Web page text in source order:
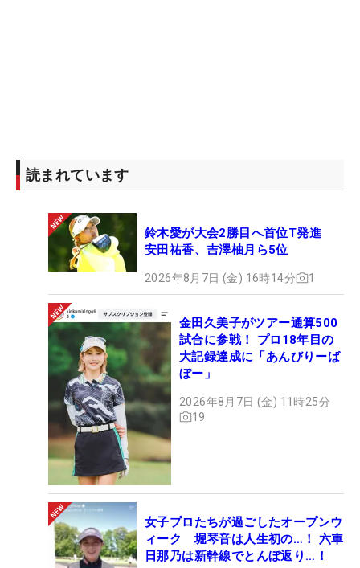
読まれています
鈴木愛が大会2勝目へ首位T発進
安田祐香、吉澤柚月ら5位
2026年8月7日 (金) 16時14分 1
金田久美子がツアー通算500
試合に参戦！ プロ18年目の
大記録達成に「あんびりーば
ぼー」
2026年8月7日 (金) 11時25分
19
女子プロたちが過ごしたオープンウ
ィーク 堀琴音は人生初の…！ 六車
日那乃は新幹線でとんぼ返り…！